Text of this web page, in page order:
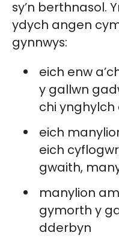
sy’n berthnasol.
ydych angen
gynnwys:
eich enw
y gallwn
chi ynghylch
eich
eich
gwaith,
manylion
gymorth y
dderbyn